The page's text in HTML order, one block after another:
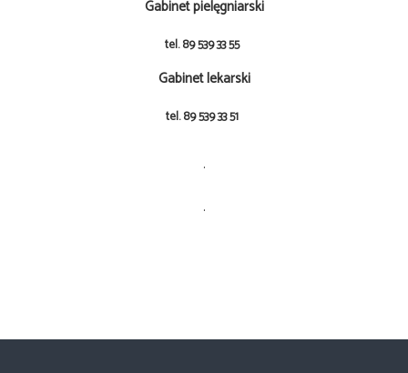
Gabinet pielęgniarski
tel. 89 539 33 55
Gabinet lekarski
tel. 89 539 33 51
.
.